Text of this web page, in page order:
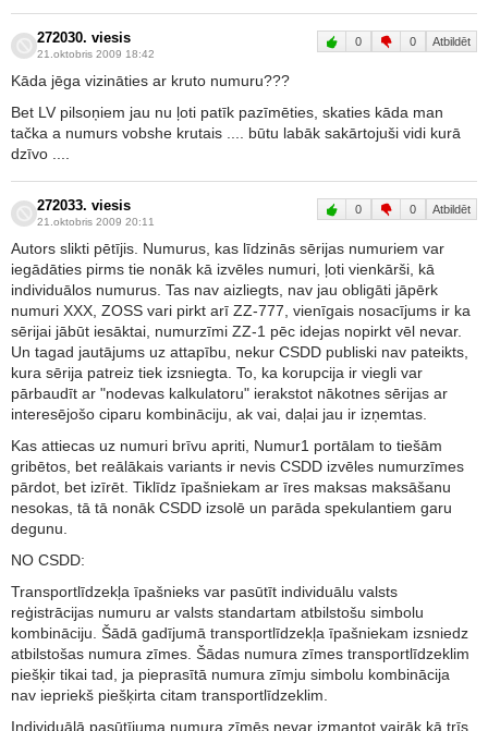
272030. viesis
21.oktobris 2009 18:42
0 0 Atbildēt
Kāda jēga vizināties ar kruto numuru???
Bet LV pilsoņiem jau nu ļoti patīk pazīmēties, skaties kāda man
tačka a numurs vobshe krutais .... būtu labāk sakārtojuši vidi kurā
dzīvo ....
272033. viesis
21.oktobris 2009 20:11
0 0 Atbildēt
Autors slikti pētījis. Numurus, kas līdzinās sērijas numuriem var
iegādāties pirms tie nonāk kā izvēles numuri, ļoti vienkārši, kā
individuālos numurus. Tas nav aizliegts, nav jau obligāti jāpērk
numuri XXX, ZOSS vari pirkt arī ZZ-777, vienīgais nosacījums ir ka
sērijai jābūt iesāktai, numurzīmi ZZ-1 pēc idejas nopirkt vēl nevar.
Un tagad jautājums uz attapību, nekur CSDD publiski nav pateikts,
kura sērija patreiz tiek izsniegta. To, ka korupcija ir viegli var
pārbaudīt ar "nodevas kalkulatoru" ierakstot nākotnes sērijas ar
interesējošo ciparu kombināciju, ak vai, daļai jau ir izņemtas.
Kas attiecas uz numuri brīvu apriti, Numur1 portālam to tiešām
gribētos, bet reālākais variants ir nevis CSDD izvēles numurzīmes
pārdot, bet izīrēt. Tiklīdz īpašniekam ar īres maksas maksāšanu
nesokas, tā tā nonāk CSDD izsolē un parāda spekulantiem garu
degunu.
NO CSDD:
Transportlīdzekļa īpašnieks var pasūtīt individuālu valsts
reģistrācijas numuru ar valsts standartam atbilstošu simbolu
kombināciju. Šādā gadījumā transportlīdzekļa īpašniekam izsniedz
atbilstošas numura zīmes. Šādas numura zīmes transportlīdzeklim
piešķir tikai tad, ja pieprasītā numura zīmju simbolu kombinācija
nav iepriekš piešķirta citam transportlīdzeklim.
Individuālā pasūtījuma numura zīmēs nevar izmantot vairāk kā trīs